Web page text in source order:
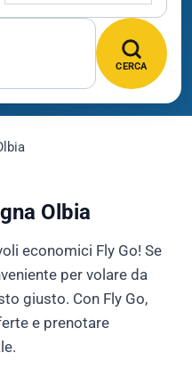
CERCA
Olbia
economici Fly Go! Se
per volare da
giusto. Con Fly Go,
e prenotare